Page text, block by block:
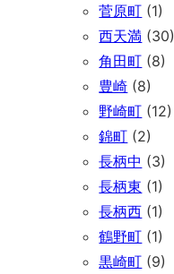
菅原町 (1)
西天満 (30)
角田町 (8)
豊崎 (8)
野崎町 (12)
錦町 (2)
長柄中 (3)
長柄東 (1)
長柄西 (1)
鶴野町 (1)
黒崎町 (9)